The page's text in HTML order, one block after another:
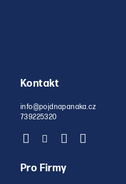
Kontakt
info@pojdnapanaka.cz
739225320
Pro Firmy